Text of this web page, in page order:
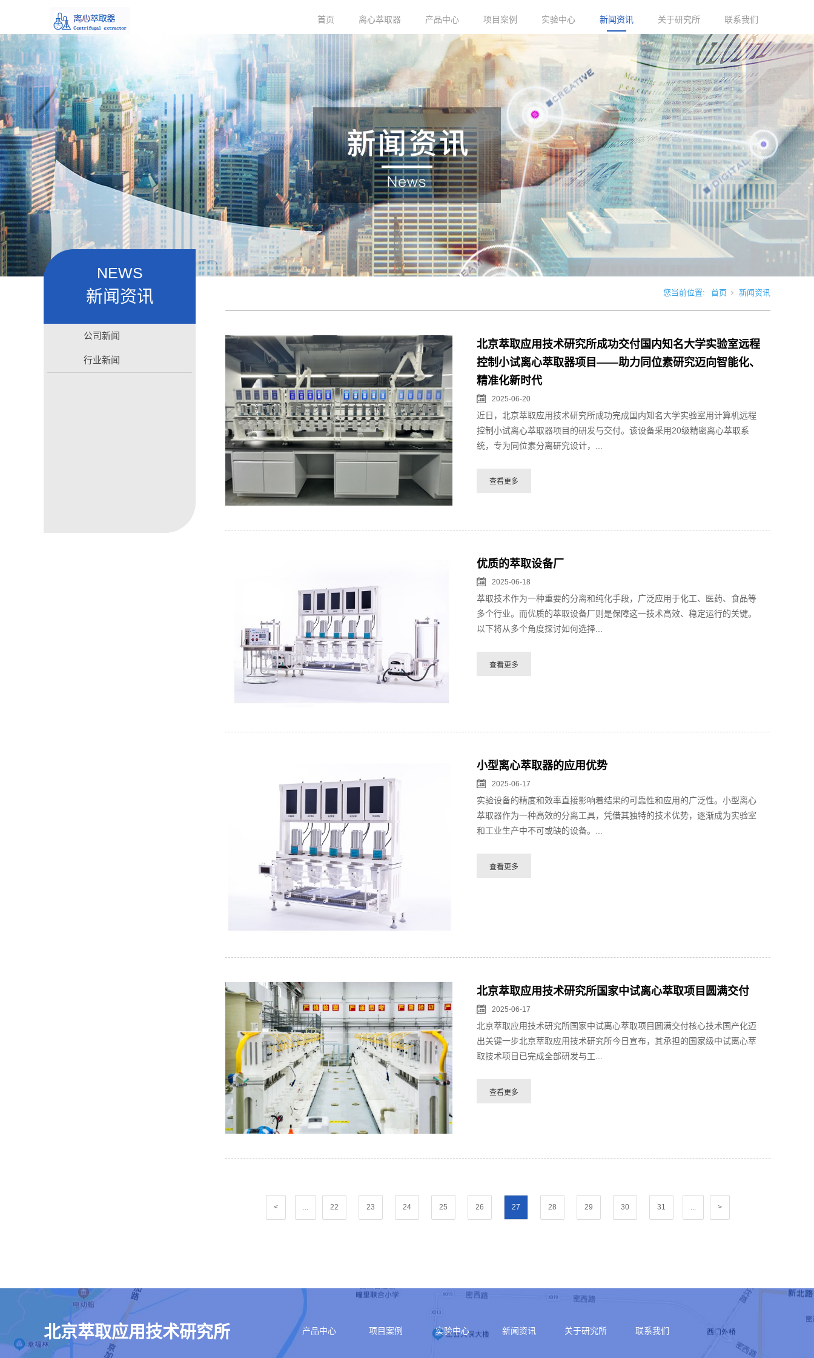
首页 离心萃取器 产品中心 项目案例 实验中心 新闻资讯 关于研究所 联系我们
您当前位置: 首页 新闻资讯
NEWS
新闻资讯
公司新闻
行业新闻
北京萃取应用技术研究所成功交付国内知名大学实验室远程
控制小试离心萃取器项目——助力同位素研究迈向智能化、
精准化新时代
2025-06-20
近日，北京萃取应用技术研究所成功完成国内知名大学实验室用计算机远程
控制小试离心萃取器项目的研发与交付。该设备采用20级精密离心萃取系
统，专为同位素分离研究设计，...
优质的萃取设备厂
2025-06-18
萃取技术作为一种重要的分离和纯化手段，广泛应用于化工、医药、食品等
多个行业。而优质的萃取设备厂则是保障这一技术高效、稳定运行的关键。
以下将从多个角度探讨如何选择...
小型离心萃取器的应用优势
2025-06-17
实验设备的精度和效率直接影响着结果的可靠性和应用的广泛性。小型离心
萃取器作为一种高效的分离工具，凭借其独特的技术优势，逐渐成为实验室
和工业生产中不可或缺的设备。...
北京萃取应用技术研究所国家中试离心萃取项目圆满交付
2025-06-17
北京萃取应用技术研究所国家中试离心萃取项目圆满交付核心技术国产化迈
出关键一步北京萃取应用技术研究所今日宣布，其承担的国家级中试离心萃
取技术项目已完成全部研发与工...
< ... 22 23 24 25 26 27 28 29 30 31 ... >
北京萃取应用技术研究所 产品中心 项目案例 实验中心 新闻资讯 关于研究所 联系我们